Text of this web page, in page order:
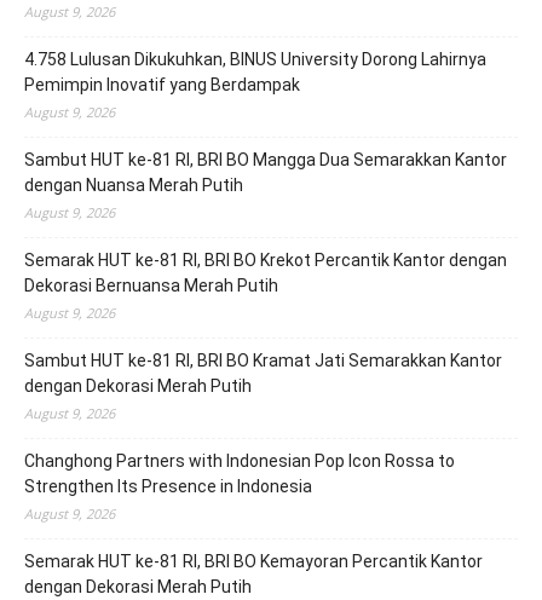
August 9, 2026
4.758 Lulusan Dikukuhkan, BINUS University Dorong Lahirnya
Pemimpin Inovatif yang Berdampak
August 9, 2026
Sambut HUT ke-81 RI, BRI BO Mangga Dua Semarakkan Kantor
dengan Nuansa Merah Putih
August 9, 2026
Semarak HUT ke-81 RI, BRI BO Krekot Percantik Kantor dengan
Dekorasi Bernuansa Merah Putih
August 9, 2026
Sambut HUT ke-81 RI, BRI BO Kramat Jati Semarakkan Kantor
dengan Dekorasi Merah Putih
August 9, 2026
Changhong Partners with Indonesian Pop Icon Rossa to
Strengthen Its Presence in Indonesia
August 9, 2026
Semarak HUT ke-81 RI, BRI BO Kemayoran Percantik Kantor
dengan Dekorasi Merah Putih